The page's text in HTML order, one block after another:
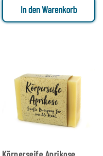
In den Warenkorb